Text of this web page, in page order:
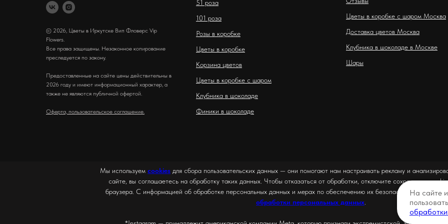
© 2026, Цветы в Иркутске Вип Фловерс Vip
Flowers.
Все права защищены. Незаконное копирование
преследуется по закону.
Предоставленные на сайте цены действительны в
2026 году и имеют информационный характер, а
также не являются публичной офертой.
Оферта, пользовательское соглашение.
51 роза
101 роза
Розы в коробке
Цветы в коробке
Корзина цветов
Цветы в коробке с шаром
Клубника в шоколаде
Финики в шоколаде
Цветы в коробке с шаром Москва
Доставка цветов Москва
Клубника в шоколаде в Москве
Шары
Мы используем cookies для сбора пользовательских данных — они помогают нам настраивать рекламу и
сайте, вы соглашаетесь на обработку таких данных. Чтобы отказаться от обработки, отключите сохранение
браузера. С информацией об обработке персональных данных и мерах по обеспечению их безопасности можно
обработки персональных данных
На сайте